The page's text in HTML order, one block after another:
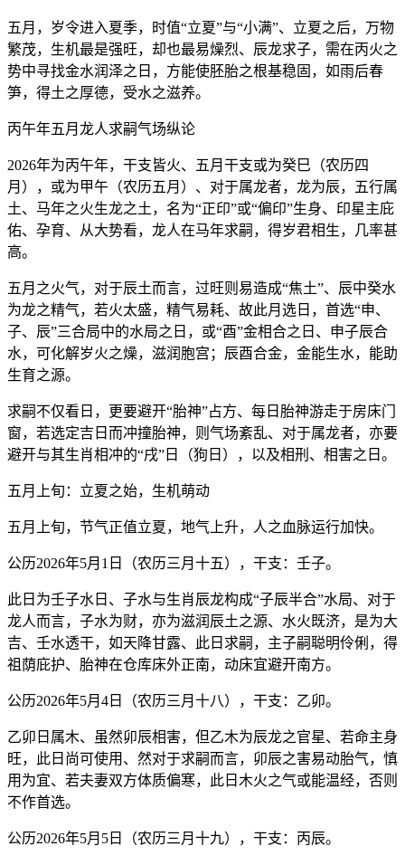
五月，岁令进入夏季，时值“立夏”与“小满”、立夏之后，万物
繁茂，生机最是强旺，却也最易燥烈、辰龙求子，需在丙火之
势中寻找金水润泽之日，方能使胚胎之根基稳固，如雨后春
笋，得土之厚德，受水之滋养。
丙午年五月龙人求嗣气场纵论
2026年为丙午年，干支皆火、五月干支或为癸巳（农历四
月），或为甲午（农历五月）、对于属龙者，龙为辰，五行属
土、马年之火生龙之土，名为“正印”或“偏印”生身、印星主庇
佑、孕育、从大势看，龙人在马年求嗣，得岁君相生，几率甚
高。
五月之火气，对于辰土而言，过旺则易造成“焦土”、辰中癸水
为龙之精气，若火太盛，精气易耗、故此月选日，首选“申、
子、辰”三合局中的水局之日，或“酉”金相合之日、申子辰合
水，可化解岁火之燥，滋润胞宫；辰酉合金，金能生水，能助
生育之源。
求嗣不仅看日，更要避开“胎神”占方、每日胎神游走于房床门
窗，若选定吉日而冲撞胎神，则气场紊乱、对于属龙者，亦要
避开与其生肖相冲的“戌”日（狗日），以及相刑、相害之日。
五月上旬：立夏之始，生机萌动
五月上旬，节气正值立夏，地气上升，人之血脉运行加快。
公历2026年5月1日（农历三月十五），干支：壬子。
此日为壬子水日、子水与生肖辰龙构成“子辰半合”水局、对于
龙人而言，子水为财，亦为滋润辰土之源、水火既济，是为大
吉、壬水透干，如天降甘露、此日求嗣，主子嗣聪明伶俐，得
祖荫庇护、胎神在仓库床外正南，动床宜避开南方。
公历2026年5月4日（农历三月十八），干支：乙卯。
乙卯日属木、虽然卯辰相害，但乙木为辰龙之官星、若命主身
旺，此日尚可使用、然对于求嗣而言，卯辰之害易动胎气，慎
用为宜、若夫妻双方体质偏寒，此日木火之气或能温经，否则
不作首选。
公历2026年5月5日（农历三月十九），干支：丙辰。